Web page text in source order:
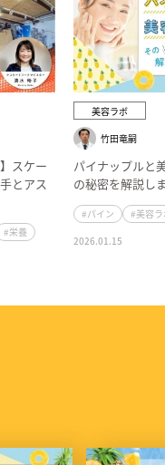
スケー
とアス
#栄養
美容ラボ
竹田竜嗣
パイナップルと
の秘密を解説し
#パイン
#美容
2026.01.15